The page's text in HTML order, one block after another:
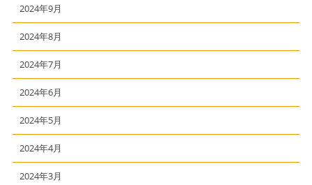
2024年9月
2024年8月
2024年7月
2024年6月
2024年5月
2024年4月
2024年3月